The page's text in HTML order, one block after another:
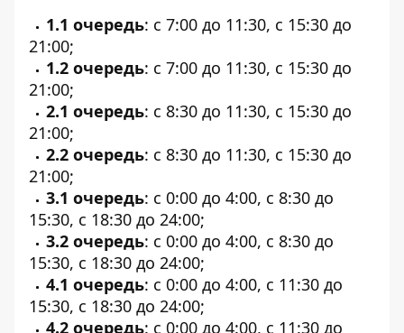
1.1 очередь: с 7:00 до 11:30, с 15:30 до
21:00;
1.2 очередь: с 7:00 до 11:30, с 15:30 до
21:00;
2.1 очередь: с 8:30 до 11:30, с 15:30 до
21:00;
2.2 очередь: с 8:30 до 11:30, с 15:30 до
21:00;
3.1 очередь: с 0:00 до 4:00, с 8:30 до
15:30, с 18:30 до 24:00;
3.2 очередь: с 0:00 до 4:00, с 8:30 до
15:30, с 18:30 до 24:00;
4.1 очередь: с 0:00 до 4:00, с 11:30 до
15:30, с 18:30 до 24:00;
4.2 очередь: с 0:00 до 4:00, с 11:30 до